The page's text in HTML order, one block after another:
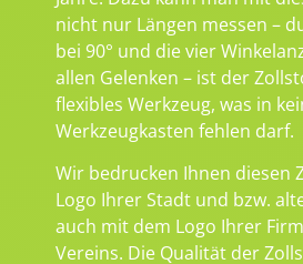
nicht nur Längen messen –
bei 90° und die vier
allen Gelenken – ist der
flexibles Werkzeug, was in
Werkzeugkasten fehlen darf.
Wir bedrucken Ihnen diesen
Logo Ihrer Stadt und bzw.
auch mit dem Logo Ihrer
Vereins. Die Qualität der